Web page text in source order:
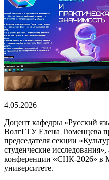
4.05.2026
Доцент кафедры «Русский
ВолгГТУ Елена Тюменцева
председателя секции
студенческие
конференции «СНК-2026» в
университете.